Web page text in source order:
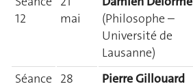
12
mai
(Philosophe –
Université de
Lausanne)
Séance 28
Pierre Gillouard